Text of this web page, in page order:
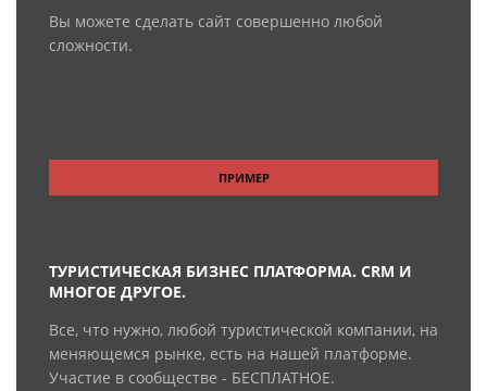
Вы можете сделать сайт совершенно любой
сложности.
ПРИМЕР
ТУРИСТИЧЕСКАЯ БИЗНЕС ПЛАТФОРМА. CRM И
МНОГОЕ ДРУГОЕ.
Все, что нужно, любой туристической компании, на
меняющемся рынке, есть на нашей платформе.
Участие в сообществе - БЕСПЛАТНОЕ.